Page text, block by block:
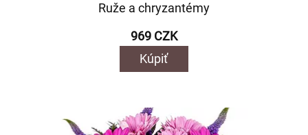
Ruže a chryzantémy
969 CZK
Kúpiť